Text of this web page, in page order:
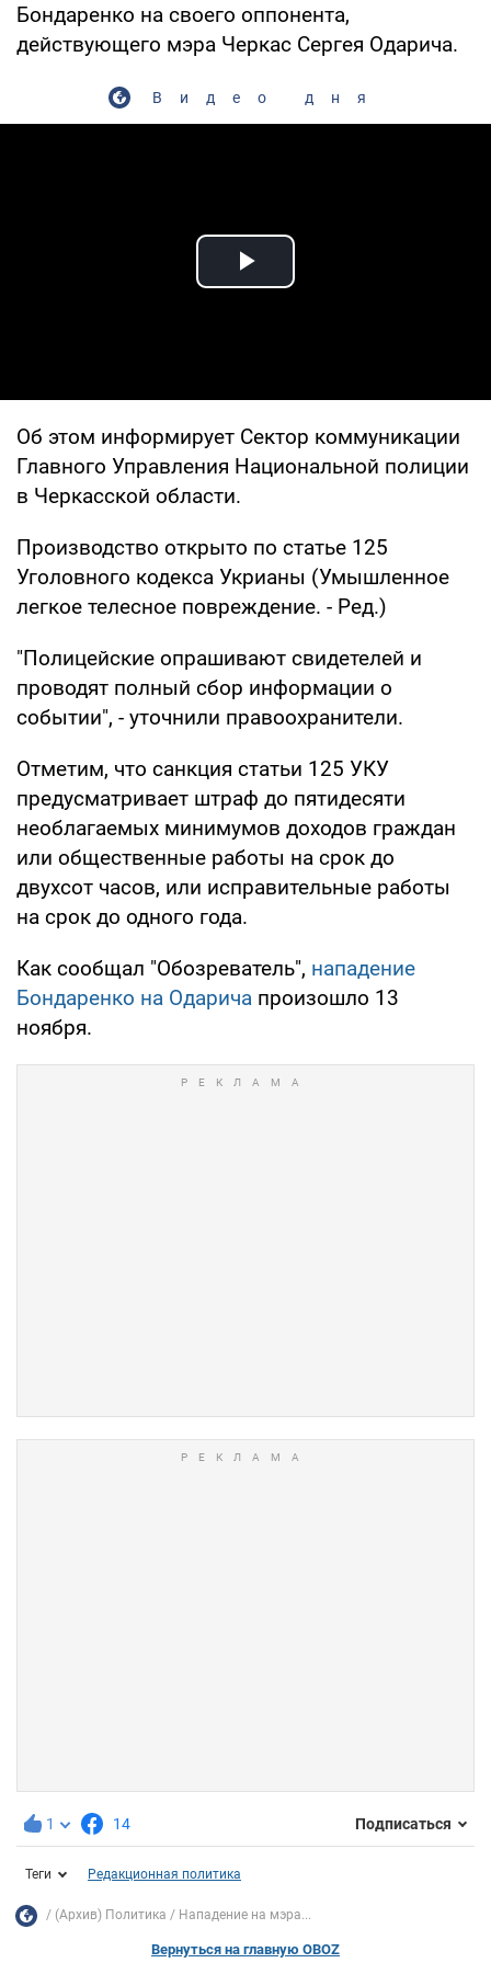
Бондаренко на своего оппонента,
действующего мэра Черкас Сергея Одарича.
Видео дня
Play Video
Об этом информирует Сектор коммуникации
Главного Управления Национальной полиции
в Черкасской области.
Производство открыто по статье 125
Уголовного кодекса Укрианы (Умышленное
легкое телесное повреждение. - Ред.)
"Полицейские опрашивают свидетелей и
проводят полный сбор информации о
событии", - уточнили правоохранители.
Отметим, что санкция статьи 125 УКУ
предусматривает штраф до пятидесяти
необлагаемых минимумов доходов граждан
или общественные работы на срок до
двухсот часов, или исправительные работы
на срок до одного года.
Как сообщал "Обозреватель", нападение
Бондаренко на Одарича произошло 13
ноября.
1 14 Подписаться
Теги Редакционная политика
(Архив) Политика Нападение на мэра...
Вернуться на главную OBOZ